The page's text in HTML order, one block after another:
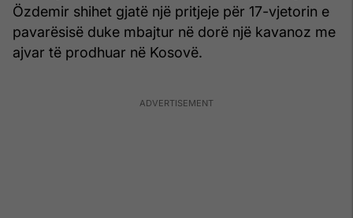
Özdemir shihet gjatë një pritjeje për 17-vjetorin e
pavarësisë duke mbajtur në dorë një kavanoz me
ajvar të prodhuar në Kosovë.